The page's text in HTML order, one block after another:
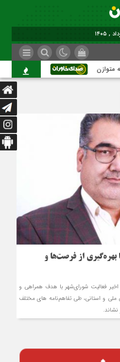
کاشمر؛ عبور از
بهره‌گیری از فرصت‌ها و
فعالیت شورای‌شهر با هدف همراهي و
ملی و استاني، طي تفاهم‌نامه ‏های مختلف
نشاند.